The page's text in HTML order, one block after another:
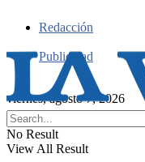
Redacción
Publicidad
viernes, agosto 7, 2026
No Result
View All Result